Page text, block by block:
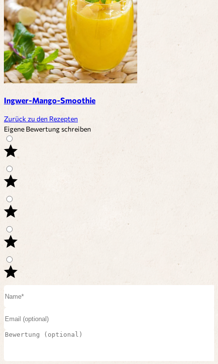
Ingwer-Mango-Smoothie
Zurück zu den Rezepten
Eigene Bewertung schreiben